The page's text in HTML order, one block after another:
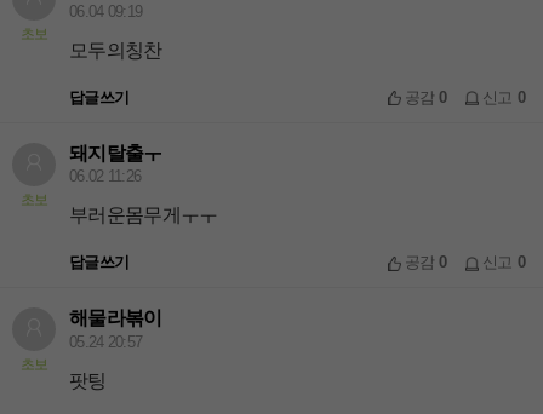
초보
06.04 09:19
모두의칭찬
답글쓰기 공감0 신고 0
초보
돼지탈출ㅜ
06.02 11:26
부러운몸무게ㅜㅜ
답글쓰기 공감0 신고 0
초보
해물라볶이
05.24 20:57
팟팅